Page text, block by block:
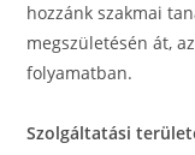
hozzánk szakmai
megszületésén át,
folyamatban.
Szolgáltatási